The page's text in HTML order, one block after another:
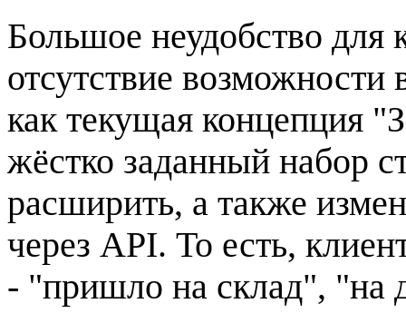
Большое неудобство для
отсутствие возможности
как текущая концепция
жёстко заданный набор
расширить, а также
через API. То есть,
- "пришло на склад", "на